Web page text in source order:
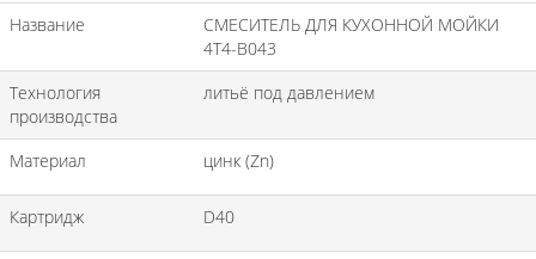
Название
СМЕСИТЕЛЬ ДЛЯ КУХОННОЙ МОЙКИ
4T4-B043
Технология
производства
литьё под давлением
Материал цинк (Zn)
Картридж D40